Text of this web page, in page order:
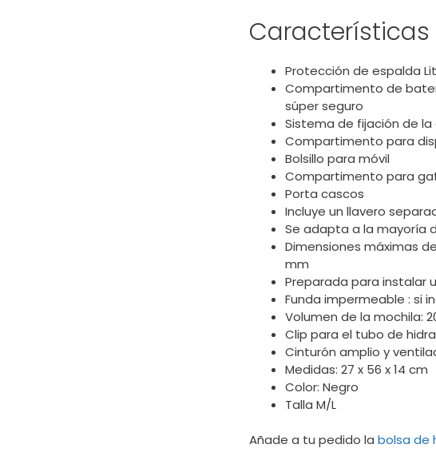
Características
Protección de espalda
Compartimento de
súper seguro
Sistema de fijación de
Compartimento para
Bolsillo para móvil
Compartimento para
Porta cascos
Incluye un llavero
Se adapta a la mayoría
Dimensiones máximas
mm
Preparada para instalar
Funda impermeable : si
Volumen de la mochila:
Clip para el tubo de
Cinturón amplio y
Medidas: 27 x 56 x 14 cm
Color: Negro
Talla M/L
Añade a tu pedido la bolsa de